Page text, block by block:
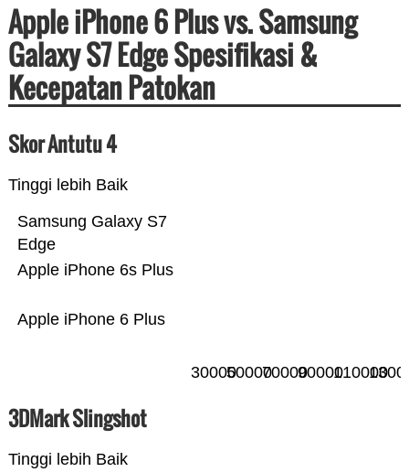
Apple iPhone 6 Plus vs. Samsung
Galaxy S7 Edge Spesifikasi &
Kecepatan Patokan
Skor Antutu 4
Tinggi lebih Baik
Apple iPhone 6 Plus
Apple iPhone 6s Plus
Samsung Galaxy S7
Edge
30000500007000090000110000
3DMark Slingshot
Tinggi lebih Baik